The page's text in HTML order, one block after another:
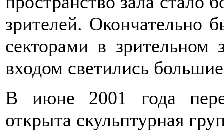
зрителей. Окончательно
секторами в
входом светились
В июне 2001 года
открыта скульптурная